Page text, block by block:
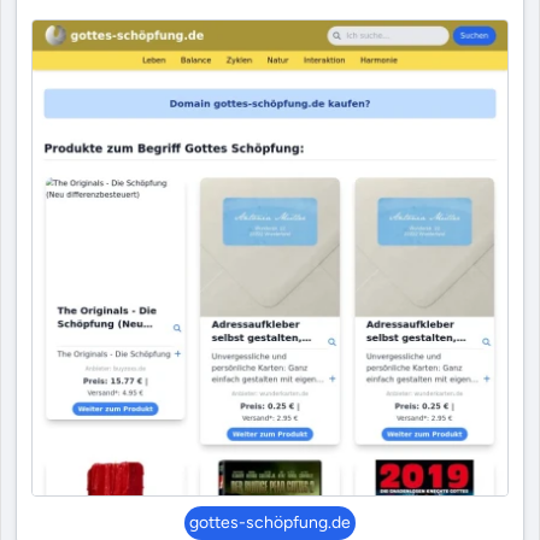
gottes-schöpfung.de